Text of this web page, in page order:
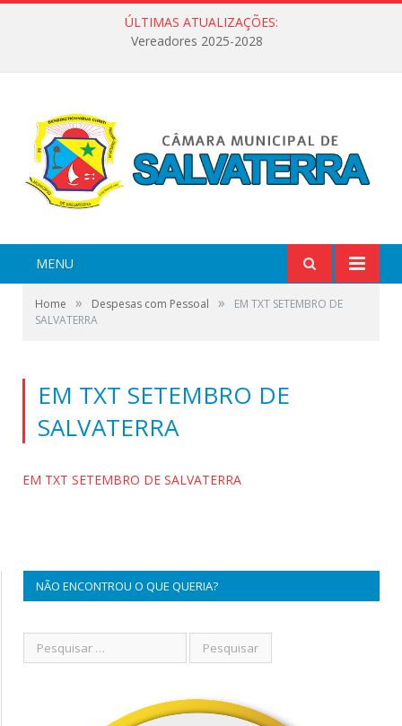
ÚLTIMAS ATUALIZAÇÕES:
Vereadores 2025-2028
MENU
Home » Despesas com Pessoal »
EM TXT SETEMBRO DE
SALVATERRA
EM TXT SETEMBRO DE
SALVATERRA
EM TXT SETEMBRO DE SALVATERRA
NÃO ENCONTROU O QUE QUERIA?